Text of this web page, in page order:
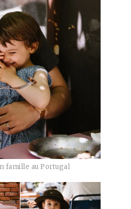
famille au Portugal